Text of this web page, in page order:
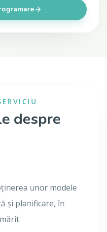
despre
unor modele
și planificare, în